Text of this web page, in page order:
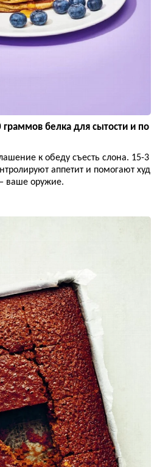
граммов белка для сытости и по
к обеду съесть слона. 15-3
аппетит и помогают худ
ваше оружие.